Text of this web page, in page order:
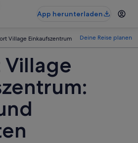
App herunterladen
Village Einkaufszentrum Deine Reise planen